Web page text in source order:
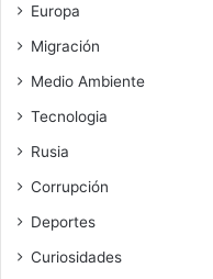
Europa
Migración
Medio Ambiente
Tecnologia
Rusia
Corrupción
Deportes
Curiosidades